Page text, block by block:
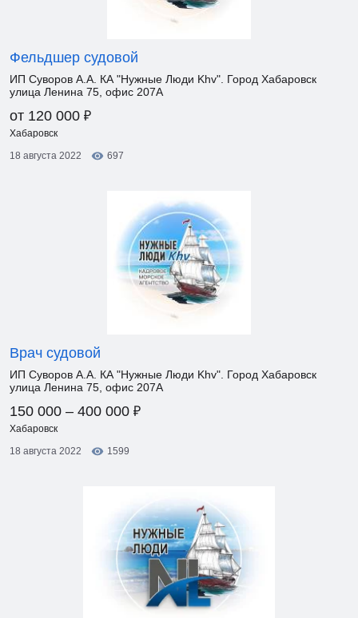
Фельдшер судовой
ИП Суворов А.А. КА "Нужные Люди Khv". Город Хабаровск
улица Ленина 75, офис 207А
от 120 000 ₽
Хабаровск
18 августа 2022
697
Врач судовой
ИП Суворов А.А. КА "Нужные Люди Khv". Город Хабаровск
улица Ленина 75, офис 207А
150 000 – 400 000 ₽
Хабаровск
18 августа 2022
1599